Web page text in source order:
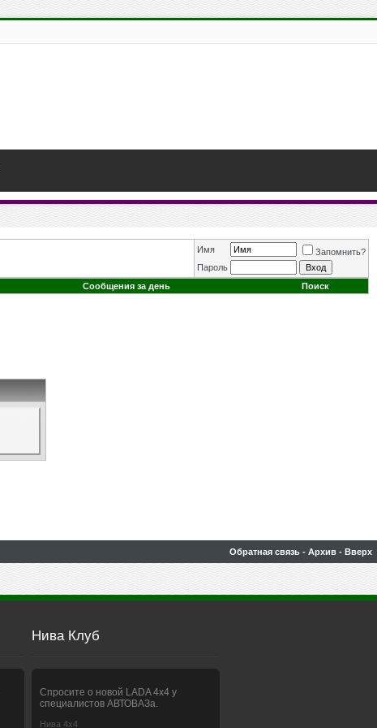
Имя
Запомнить?
Пароль
Сообщения за день Поиск
Обратная связь - Архив - Вверх
Нива Клуб
Спросите о новой LADA 4x4 у
специалистов АВТОВАЗа.
Нива 4х4